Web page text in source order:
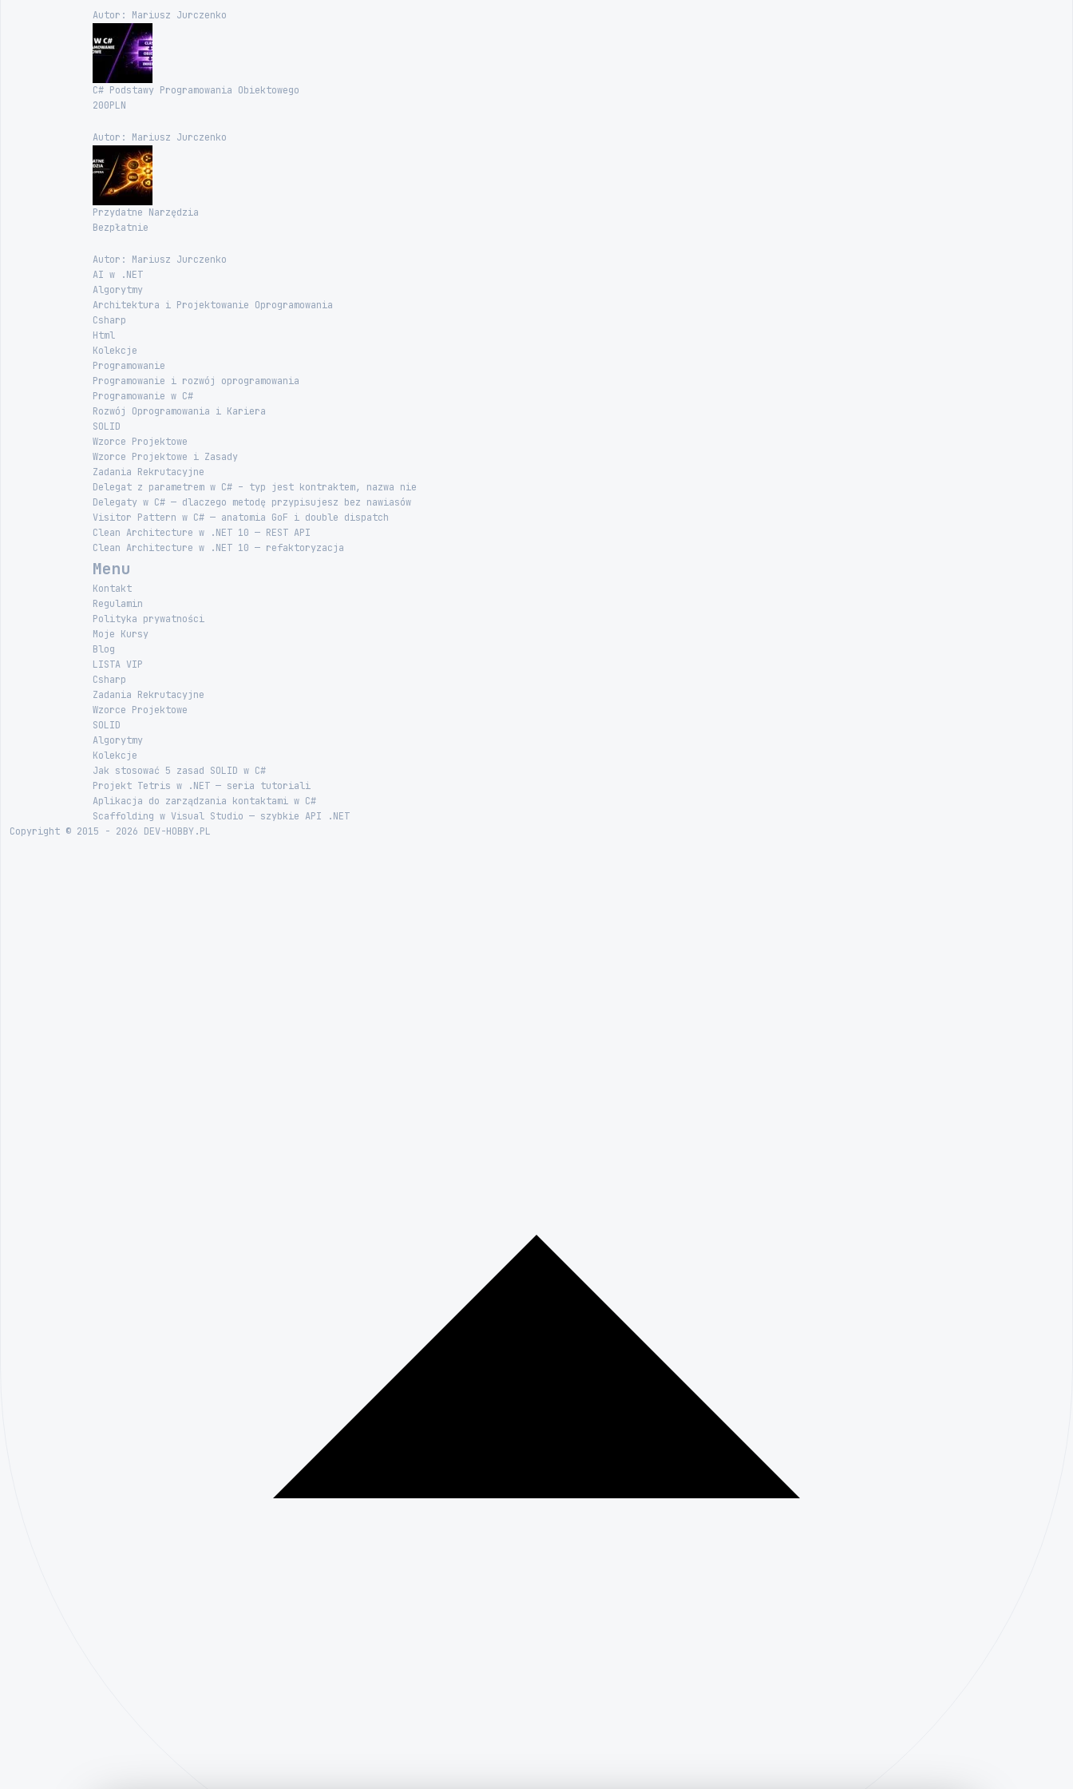
Autor: Mariusz Jurczenko
C# Podstawy Programowania Obiektowego
200PLN
Autor: Mariusz Jurczenko
Przydatne Narzędzia
Bezpłatnie
Autor: Mariusz Jurczenko
AI w .NET
Algorytmy
Architektura i Projektowanie Oprogramowania
Csharp
Html
Kolekcje
Programowanie
Programowanie i rozwój oprogramowania
Programowanie w C#
Rozwój Oprogramowania i Kariera
SOLID
Wzorce Projektowe
Wzorce Projektowe i Zasady
Zadania Rekrutacyjne
Delegat z parametrem w C# – typ jest kontraktem, nazwa nie
Delegaty w C# — dlaczego metodę przypisujesz bez nawiasów
Visitor Pattern w C# — anatomia GoF i double dispatch
Clean Architecture w .NET 10 — REST API
Clean Architecture w .NET 10 — refaktoryzacja
Menu
Kontakt
Regulamin
Polityka prywatności
Moje Kursy
Blog
LISTA VIP
Csharp
Zadania Rekrutacyjne
Wzorce Projektowe
SOLID
Algorytmy
Kolekcje
Jak stosować 5 zasad SOLID w C#
Projekt Tetris w .NET — seria tutoriali
Aplikacja do zarządzania kontaktami w C#
Scaffolding w Visual Studio — szybkie API .NET
Copyright © 2015 - 2026 DEV-HOBBY.PL